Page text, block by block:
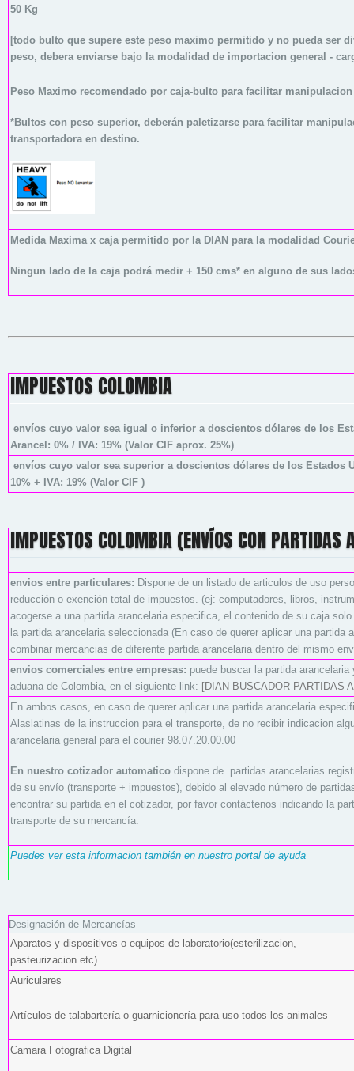
50 Kg
[todo bulto que supere este peso maximo permitido y no pueda ser
peso, debera enviarse bajo la modalidad de importacion general -
Peso Maximo recomendado por caja-bulto para facilitar
*Bultos con peso superior, deberán paletizarse para facilitar
transportadora en destino.
Medida Maxima x caja permitido por la DIAN para la modalidad
Ningun lado de la caja podrá medir + 150 cms* en alguno de sus
IMPUESTOS COLOMBIA
envíos cuyo valor sea igual o inferior a doscientos dólares de los
Arancel: 0% / IVA: 19% (Valor CIF aprox. 25%)
envíos cuyo valor sea superior a doscientos dólares de los Estados
10% + IVA: 19% (Valor CIF )
IMPUESTOS COLOMBIA (ENVÍOS CON PARTIDAS
envios entre particulares: Dispone de un listado de articulos de uso
reducción o exención total de impuestos. (ej: computadores, libros,
acogerse a una partida arancelaria especifica, el contenido de su caja
la partida arancelaria seleccionada (En caso de querer aplicar una
combinar mercancias de diferente partida arancelaria dentro del mismo
envios comerciales entre empresas: puede buscar la partida
aduana de Colombia, en el siguiente link: [DIAN BUSCADOR PARTIDAS
En ambos casos, en caso de querer aplicar una partida arancelaria
Alaslatinas de la instruccion para el transporte, de no recibir indicacion
arancelaria general para el courier 98.07.20.00.00
En nuestro cotizador automatico dispone de partidas arancelarias
de su envío (transporte + impuestos), debido al elevado número de
encontrar su partida en el cotizador, por favor contáctenos indicando la
transporte de su mercancía.
Puedes ver esta informacion también en nuestro portal de ayuda
Designación de Mercancías
Aparatos y dispositivos o equipos de laboratorio(esterilizacion,
pasteurizacion etc)
Auriculares
Artículos de talabartería o guarnicionería para uso todos los animales
Camara Fotografica Digital